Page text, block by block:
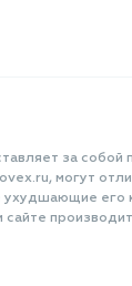
за
могут